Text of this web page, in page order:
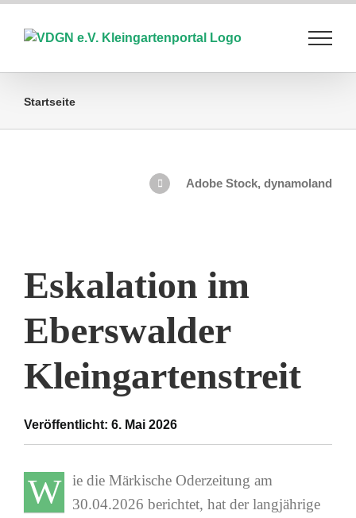
Inhalt
Startseite
Adobe Stock, dynamoland
Eskalation im
Eberswalder
Kleingartenstreit
Veröffentlicht: 6. Mai 2026
W
ie die Märkische Oderzeitung am
30.04.2026 berichtet, hat der langjährige